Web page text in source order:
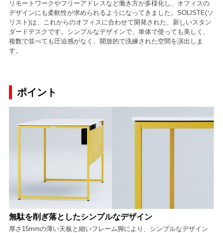
リモートワークやフリーアドレスなど働き方が多様化し、オフィスの
デザインにも柔軟性が求められるようになってきました。SOLISTE(ソ
リスト)は、これからのオフィスに合わせて開発された、新しいスタン
ダードデスクです。シンプルなデザインで、単体で使っても美しく、
複数で並べても圧迫感がなく、開放的で洗練された空間を演出しま
す。
ポイント
無駄を削ぎ落としたシンプルなデザイン
厚さ15mmの薄い天板と細いフレーム脚により、シンプルなデザイン